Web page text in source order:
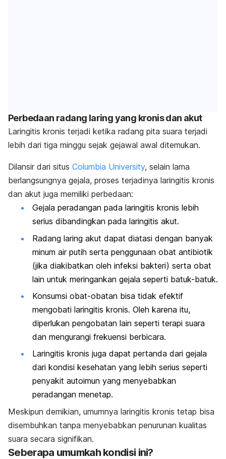
Perbedaan radang laring yang kronis dan akut
Laringitis kronis terjadi ketika radang pita suara terjadi
lebih dari tiga minggu sejak gejawal awal ditemukan.
Dilansir dari situs Columbia University, selain lama
berlangsungnya gejala, proses terjadinya laringitis kronis
dan akut juga memiliki perbedaan:
Gejala peradangan pada laringitis kronis lebih
serius dibandingkan pada laringitis akut.
Radang laring akut dapat diatasi dengan banyak
minum air putih serta penggunaan obat antibiotik
(jika diakibatkan oleh infeksi bakteri) serta obat
lain untuk meringankan gejala seperti batuk-batuk.
Konsumsi obat-obatan bisa tidak efektif
mengobati laringitis kronis. Oleh karena itu,
diperlukan pengobatan lain seperti terapi suara
dan mengurangi frekuensi berbicara.
Laringitis kronis juga dapat pertanda dari gejala
dari kondisi kesehatan yang lebih serius seperti
penyakit autoimun yang menyebabkan
peradangan menetap.
Meskipun demikian, umumnya laringitis kronis tetap bisa
disembuhkan tanpa menyebabkan penurunan kualitas
suara secara signifikan.
Seberapa umumkah kondisi ini?